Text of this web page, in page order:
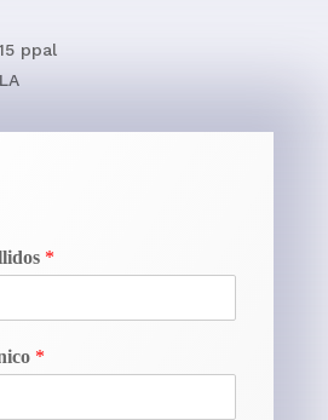
ppal
*
*